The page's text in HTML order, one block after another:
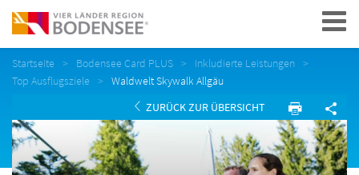
Navigation
Startseite Bodensee Card PLUS
Inkludierte Leistungen
Top Ausflugsziele
Waldwelt Skywalk Allgäu
ZURÜCK ZUR ÜBERSICHT